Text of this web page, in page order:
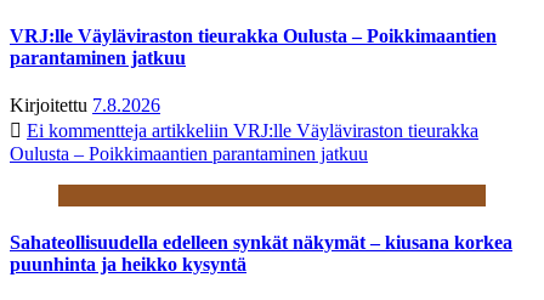
VRJ:lle Väyläviraston tieurakka Oulusta – Poikkimaantien
parantaminen jatkuu
Kirjoitettu 7.8.2026
Ei kommentteja artikkeliin VRJ:lle Väyläviraston tieurakka
Oulusta – Poikkimaantien parantaminen jatkuu
Sahateollisuudella edelleen synkät näkymät – kiusana korkea
puunhinta ja heikko kysyntä